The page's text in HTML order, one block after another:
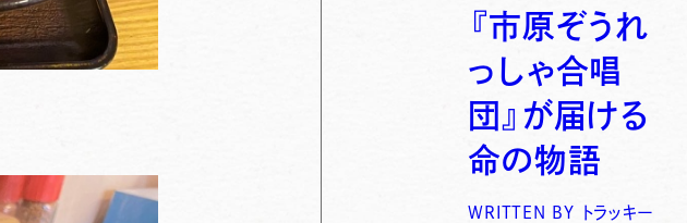
『市原ぞうれ
っしゃ合唱
団』が届ける
命の物語
WRITTEN BY トラッキー